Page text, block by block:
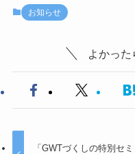
お知らせ
よかった
「GWTづくしの特別セミ